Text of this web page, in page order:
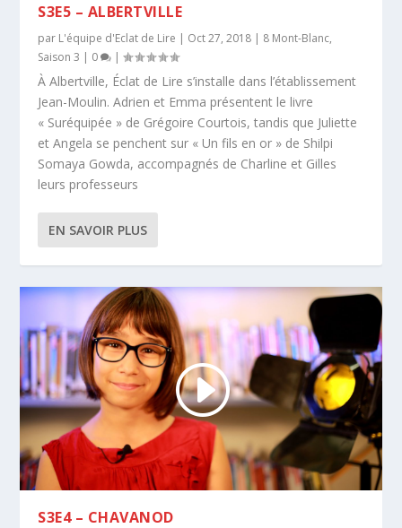
S3E5 – ALBERTVILLE
par L'équipe d'Eclat de Lire | Oct 27, 2018 | 8 Mont-Blanc,
Saison 3 | 0 |
À Albertville, Éclat de Lire s’installe dans l’établissement
Jean-Moulin. Adrien et Emma présentent le livre
« Suréquipée » de Grégoire Courtois, tandis que Juliette
et Angela se penchent sur « Un fils en or » de Shilpi
Somaya Gowda, accompagnés de Charline et Gilles
leurs professeurs
EN SAVOIR PLUS
S3E4 – CHAVANOD